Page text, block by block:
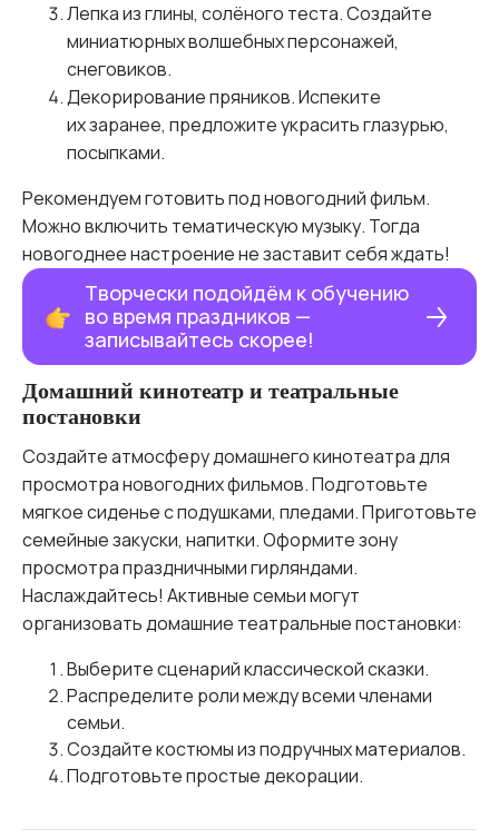
Лепка из глины, солёного теста. Создайте
миниатюрных волшебных персонажей,
снеговиков.
Декорирование пряников. Испеките
их заранее, предложите украсить глазурью,
посыпками.
Рекомендуем готовить под новогодний фильм.
Можно включить тематическую музыку. Тогда
новогоднее настроение не заставит себя ждать!
Творчески подойдём к обучению
во время праздников —
записывайтесь скорее!
Домашний кинотеатр и театральные
постановки
Создайте атмосферу домашнего кинотеатра для
просмотра новогодних фильмов. Подготовьте
мягкое сиденье с подушками, пледами. Приготовьте
семейные закуски, напитки. Оформите зону
просмотра праздничными гирляндами.
Наслаждайтесь! Активные семьи могут
организовать домашние театральные постановки:
Выберите сценарий классической сказки.
Распределите роли между всеми членами
семьи.
Создайте костюмы из подручных материалов.
Подготовьте простые декорации.